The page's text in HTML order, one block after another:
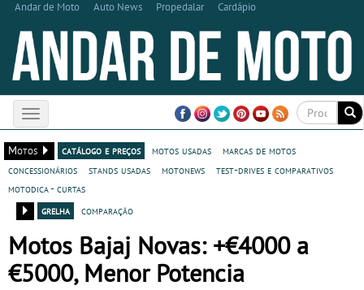
Andar de Moto Auto News Propedalar Cardápio
Toggle
navigation
Motos
catálogo e preços motos usadas
marcas de motos
concessionários
stands usadas motonews
test-drives e comparativos
motodica - curtas
grelha
comparação
Motos Bajaj Novas: +€4000 a
€5000, Menor Potencia